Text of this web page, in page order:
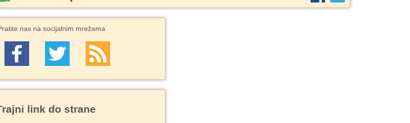
nas na socijalnim mrežama
link do strane